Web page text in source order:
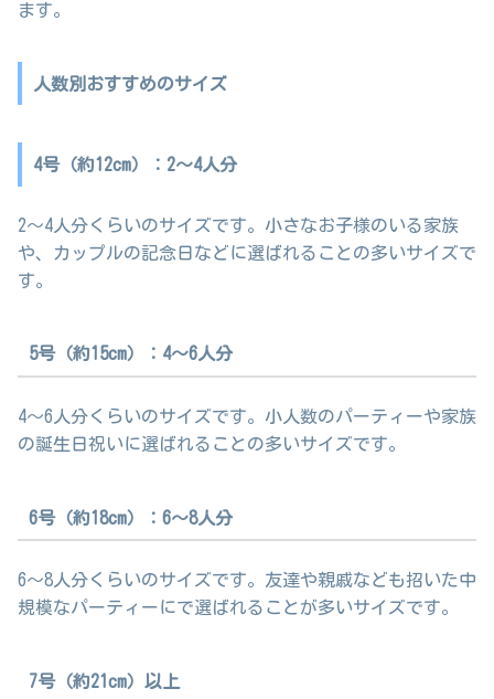
ます。
人数別おすすめのサイズ
4号（約12cm）：2～4人分
2～4人分くらいのサイズです。小さなお子様のいる家族
や、カップルの記念日などに選ばれることの多いサイズで
す。
5号（約15cm）：4～6人分
4～6人分くらいのサイズです。小人数のパーティーや家族
の誕生日祝いに選ばれることの多いサイズです。
6号（約18cm）：6～8人分
6～8人分くらいのサイズです。友達や親戚なども招いた中
規模なパーティーにで選ばれることが多いサイズです。
7号（約21cm）以上